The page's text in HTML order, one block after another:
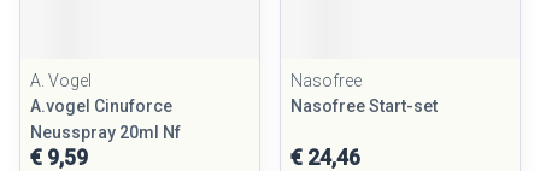
A. Vogel
A.vogel Cinuforce
Neusspray 20ml Nf
€ 9,59
Nasofree
Nasofree Start-set
€ 24,46